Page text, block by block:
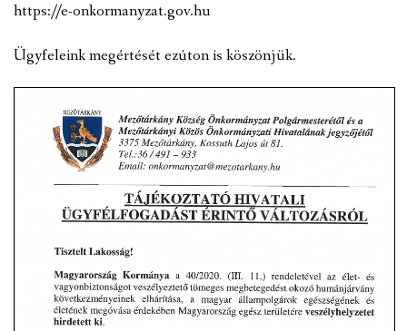
HIRDETMÉNYEK
ÓVODA ÉS MINI BÖLCSŐDE
https://e-onkormanyzat.gov.hu
Ügyfeleink megértését ezúton is köszönjük.